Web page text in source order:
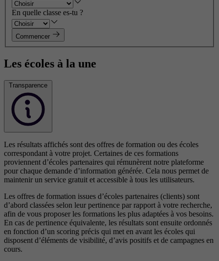
En quelle classe es-tu ?
Commencer
Les écoles à la une
Transparence
Les résultats affichés sont des offres de formation ou des écoles
correspondant à votre projet. Certaines de ces formations
proviennent d’écoles partenaires qui rémunèrent notre plateforme
pour chaque demande d’information générée. Cela nous permet de
maintenir un service gratuit et accessible à tous les utilisateurs.
Les offres de formation issues d’écoles partenaires (clients) sont
d’abord classées selon leur pertinence par rapport à votre recherche,
afin de vous proposer les formations les plus adaptées à vos besoins.
En cas de pertinence équivalente, les résultats sont ensuite ordonnés
en fonction d’un scoring précis qui met en avant les écoles qui
disposent d’éléments de visibilité, d’avis positifs et de campagnes en
cours.